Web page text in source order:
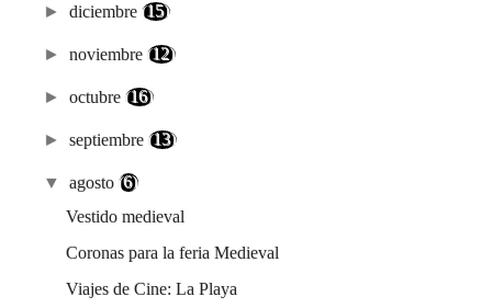
►diciembre (15)
►noviembre (12)
►octubre (16)
►septiembre (13)
▼agosto(6)
Vestido medieval
Coronas para la feria Medieval
Viajes de Cine: La Playa